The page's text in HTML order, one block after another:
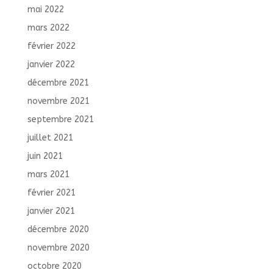
mai 2022
mars 2022
février 2022
janvier 2022
décembre 2021
novembre 2021
septembre 2021
juillet 2021
juin 2021
mars 2021
février 2021
janvier 2021
décembre 2020
novembre 2020
octobre 2020